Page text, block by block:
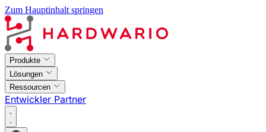
Zum Hauptinhalt springen
Produkte
Lösungen
Ressourcen
Entwickler Partner